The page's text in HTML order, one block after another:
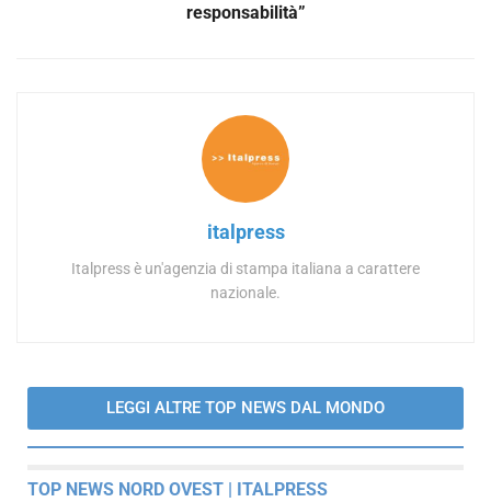
responsabilità”
italpress
Italpress è un'agenzia di stampa italiana a carattere
nazionale.
LEGGI ALTRE TOP NEWS DAL MONDO
TOP NEWS NORD OVEST | ITALPRESS